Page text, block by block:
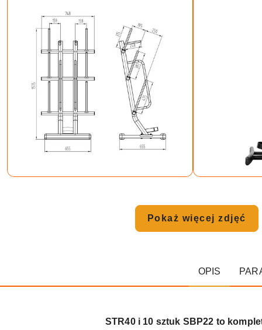
Pokaż więcej zdjęć
OPIS
STR40 i 10 sztuk SBP22 to